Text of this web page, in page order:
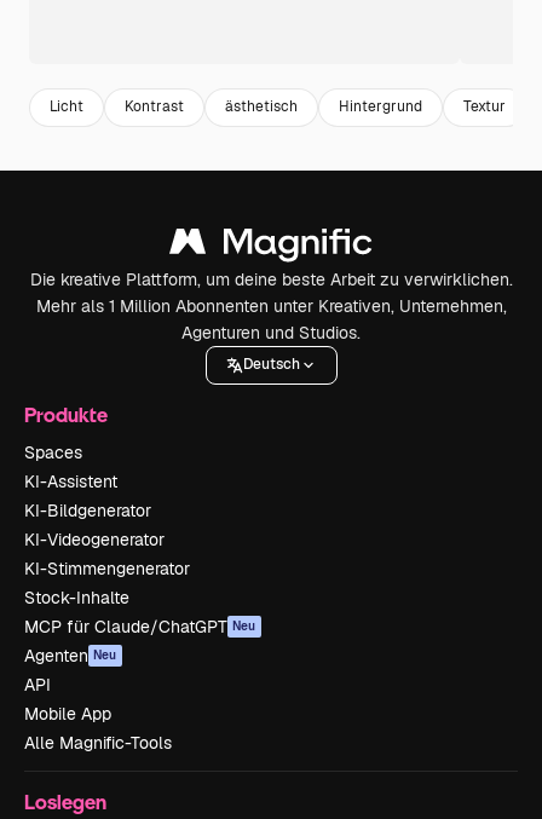
Licht Kontrast ästhetisch Hintergrund Textur
Die kreative Plattform, um deine beste Arbeit zu verwirklichen.
Mehr als 1 Million Abonnenten unter Kreativen, Unternehmen,
Agenturen und Studios.
Deutsch
Produkte
Spaces
KI-Assistent
KI-Bildgenerator
KI-Videogenerator
KI-Stimmengenerator
Stock-Inhalte
MCP für Claude/ChatGPT Neu
Agenten Neu
API
Mobile App
Alle Magnific-Tools
Loslegen